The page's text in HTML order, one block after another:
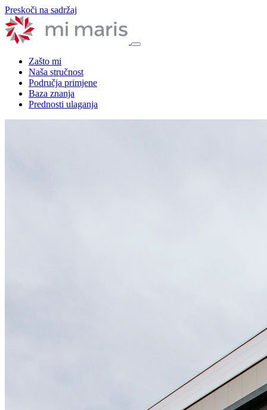
Preskoči na sadržaj
Zašto mi
Naša stručnost
Područja primjene
Baza znanja
Prednosti ulaganja